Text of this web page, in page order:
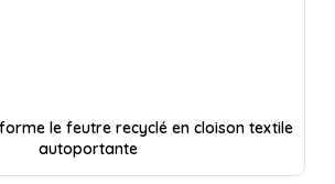
le feutre recyclé en cloison textile
autoportante